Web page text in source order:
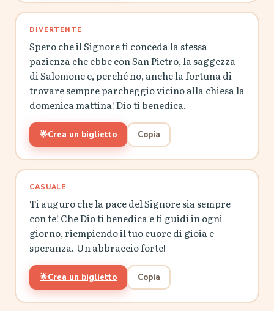
DIVERTENTE
Spero che il Signore ti conceda la stessa
pazienza che ebbe con San Pietro, la saggezza
di Salomone e, perché no, anche la fortuna di
trovare sempre parcheggio vicino alla chiesa la
domenica mattina! Dio ti benedica.
🌟Crea un biglietto Copia
CASUALE
Ti auguro che la pace del Signore sia sempre
con te! Che Dio ti benedica e ti guidi in ogni
giorno, riempiendo il tuo cuore di gioia e
speranza. Un abbraccio forte!
🌟Crea un biglietto Copia